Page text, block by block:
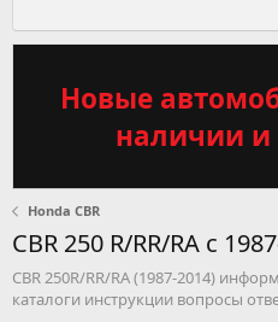
Новые
наличии и
Honda CBR
CBR 250 R/RR/RA c
CBR 250R/RR/RA (1987-2014)
каталоги инструкции вопросы